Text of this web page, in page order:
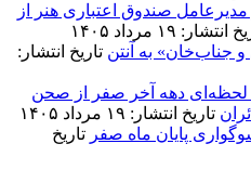
صندوق اعتباری هنر از
۱۹ مرداد ۱۴۰۵
به آنتن تاریخ انتشار:
دهه آخر صفر از صحن
تاریخ انتشار: ۱۹ مرداد ۱۴۰۵
پایان ماه صفر تاریخ